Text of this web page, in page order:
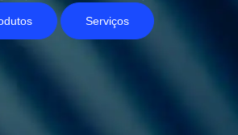
Serviços